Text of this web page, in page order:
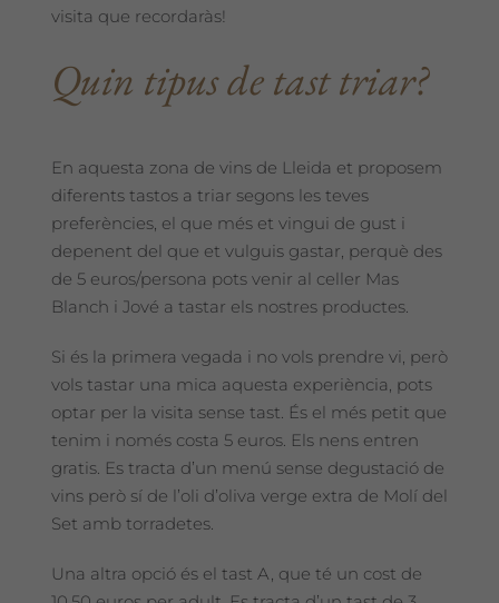
visita que recordaràs!
Quin tipus de tast triar?
En aquesta zona de vins de Lleida et proposem
diferents tastos a triar segons les teves
preferències, el que més et vingui de gust i
depenent del que et vulguis gastar, perquè des
de 5 euros/persona pots venir al celler Mas
Blanch i Jové a tastar els nostres productes.
Si és la primera vegada i no vols prendre vi, però
vols tastar una mica aquesta experiència, pots
optar per la visita sense tast. És el més petit que
tenim i només costa 5 euros. Els nens entren
gratis. Es tracta d’un menú sense degustació de
vins però sí de l’oli d’oliva verge extra de Molí del
Set amb torradetes.
Una altra opció és el tast A, que té un cost de